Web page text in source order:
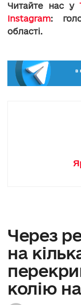
Читайте нас у
Instagram:
області.
Через
на
колію на